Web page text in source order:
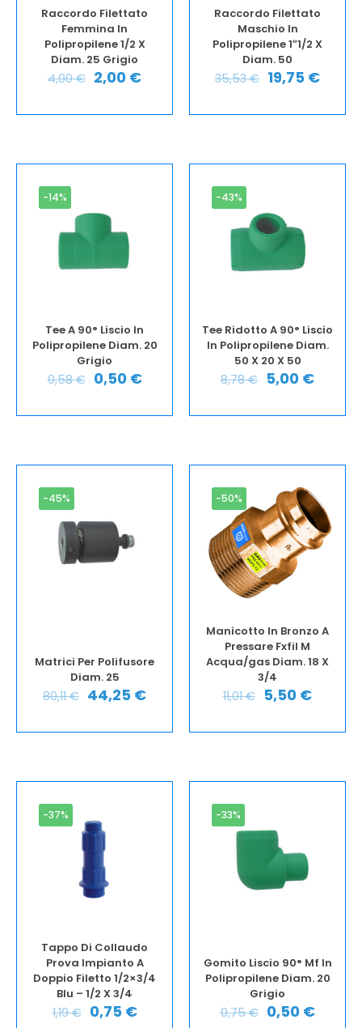
Raccordo Filettato
Femmina In
Polipropilene 1/2 X
Diam. 25 Grigio
4,00€ 2,00 €
Raccordo Filettato
Maschio In
Polipropilene 1″1/2 X
Diam. 50
35,53€ 19,75 €
-14%
Tee A 90° Liscio In
Polipropilene Diam. 20
Grigio
0,58€ 0,50 €
-43%
Tee Ridotto A 90° Liscio
In Polipropilene Diam.
50 X 20 X 50
8,78€ 5,00 €
-45%
Matrici Per Polifusore
Diam. 25
80,11€ 44,25 €
-50%
Manicotto In Bronzo A
Pressare Fxfil M
Acqua/gas Diam. 18 X
3/4
11,01€ 5,50 €
-37%
Tappo Di Collaudo
Prova Impianto A
Doppio Filetto 1/2×3/4
Blu – 1/2 X 3/4
1,19€ 0,75 €
-33%
Gomito Liscio 90° Mf In
Polipropilene Diam. 20
Grigio
0,75€ 0,50 €